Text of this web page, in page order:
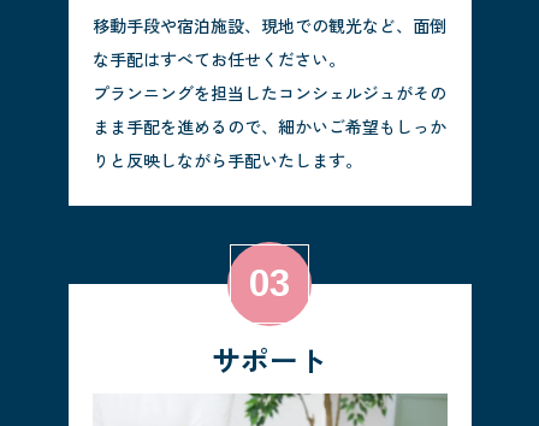
移動手段や宿泊施設、現地での観光など、面倒
な手配はすべてお任せください。
プランニングを担当したコンシェルジュがその
まま手配を進めるので、細かいご希望もしっか
りと反映しながら手配いたします。
サポート